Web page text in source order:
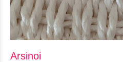
Arsinoi